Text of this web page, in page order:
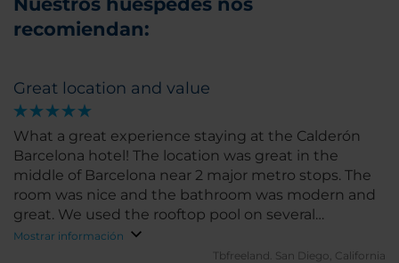
recomiendan:
Great location and value
What a great experience staying at the Calderón
Barcelona hotel! The location was great in the
middle of Barcelona near 2 major metro stops. The
room was nice and the bathroom was modern and
great. We used the rooftop pool on several
occasions, great view from the top. The staff was
friendly and helpful. We would definitely stay there
Mostrar información
Tbfreeland. San Diego, California